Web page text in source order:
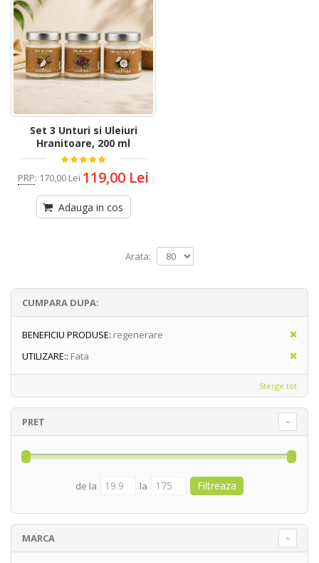
Set 3 Unturi si Uleiuri
Hranitoare, 200 ml
PRP: 170,00 Lei 119,00 Lei
Adauga in cos
Arata:
CUMPARA DUPA:
BENEFICIU PRODUSE: regenerare
UTILIZARE:: Fata
Sterge tot
PRET
de la la
MARCA